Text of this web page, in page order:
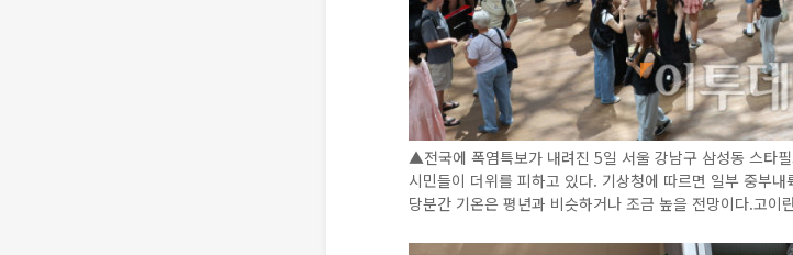
▲전국에 폭염특보가 내려진 5일 서울 강남구 삼성동 스타
시민들이 더위를 피하고 있다. 기상청에 따르면 일부 중부
당분간 기온은 평년과 비슷하거나 조금 높을 전망이다.고